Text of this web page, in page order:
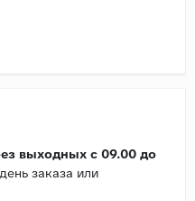
выходных с 09.00 до
заказа или